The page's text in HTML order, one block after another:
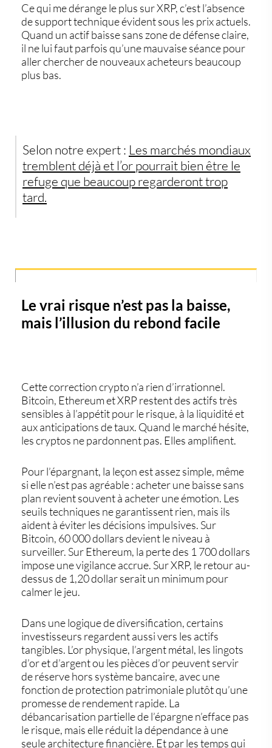
Ce qui me dérange le plus sur XRP, c’est l’absence
de support technique évident sous les prix actuels.
Quand un actif baisse sans zone de défense claire,
il ne lui faut parfois qu’une mauvaise séance pour
aller chercher de nouveaux acheteurs beaucoup
plus bas.
Selon notre expert : Les marchés mondiaux
tremblent déjà et l’or pourrait bien être le
refuge que beaucoup regarderont trop
tard.
Le vrai risque n’est pas la baisse,
mais l’illusion du rebond facile
Cette correction crypto n’a rien d’irrationnel.
Bitcoin, Ethereum et XRP restent des actifs très
sensibles à l’appétit pour le risque, à la liquidité et
aux anticipations de taux. Quand le marché hésite,
les cryptos ne pardonnent pas. Elles amplifient.
Pour l’épargnant, la leçon est assez simple, même
si elle n’est pas agréable : acheter une baisse sans
plan revient souvent à acheter une émotion. Les
seuils techniques ne garantissent rien, mais ils
aident à éviter les décisions impulsives. Sur
Bitcoin, 60 000 dollars devient le niveau à
surveiller. Sur Ethereum, la perte des 1 700 dollars
impose une vigilance accrue. Sur XRP, le retour au-
dessus de 1,20 dollar serait un minimum pour
calmer le jeu.
Dans une logique de diversification, certains
investisseurs regardent aussi vers les actifs
tangibles. L’or physique, l’argent métal, les lingots
d’or et d’argent ou les pièces d’or peuvent servir
de réserve hors système bancaire, avec une
fonction de protection patrimoniale plutôt qu’une
promesse de rendement rapide. La
débancarisation partielle de l’épargne n’efface pas
le risque, mais elle réduit la dépendance à une
seule architecture financière. Et par les temps qui